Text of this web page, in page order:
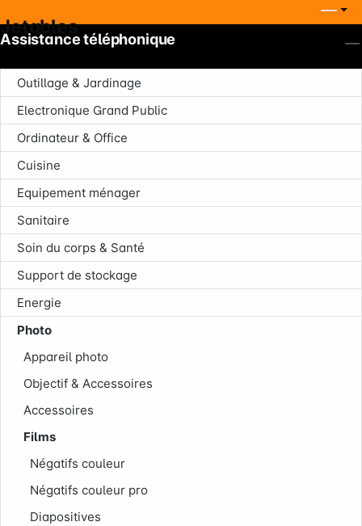
Jetables
Outillage & Jardinage
Electronique Grand Public
Ordinateur & Office
Cuisine
Equipement ménager
Sanitaire
Soin du corps & Santé
Support de stockage
Energie
Photo
Appareil photo
Objectif & Accessoires
Accessoires
Films
Négatifs couleur
Négatifs couleur pro
Diapositives
Assistance téléphonique
Société